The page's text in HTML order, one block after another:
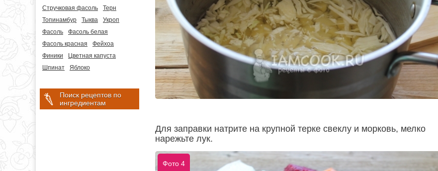
Стручковая фасоль
Терн
Топинамбур
Тыква
Укроп
Фасоль
Фасоль белая
Фасоль красная
Фейхоа
Финики
Цветная капуста
Шпинат
Яблоко
Поиск рецептов по
ингредиентам
Для заправки натрите на крупной терке свеклу и морковь, мелко
нарежьте лук.
Фото 4